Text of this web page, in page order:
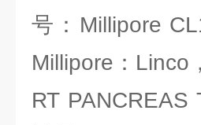
号：Millipore
Millipore：Linco
RT